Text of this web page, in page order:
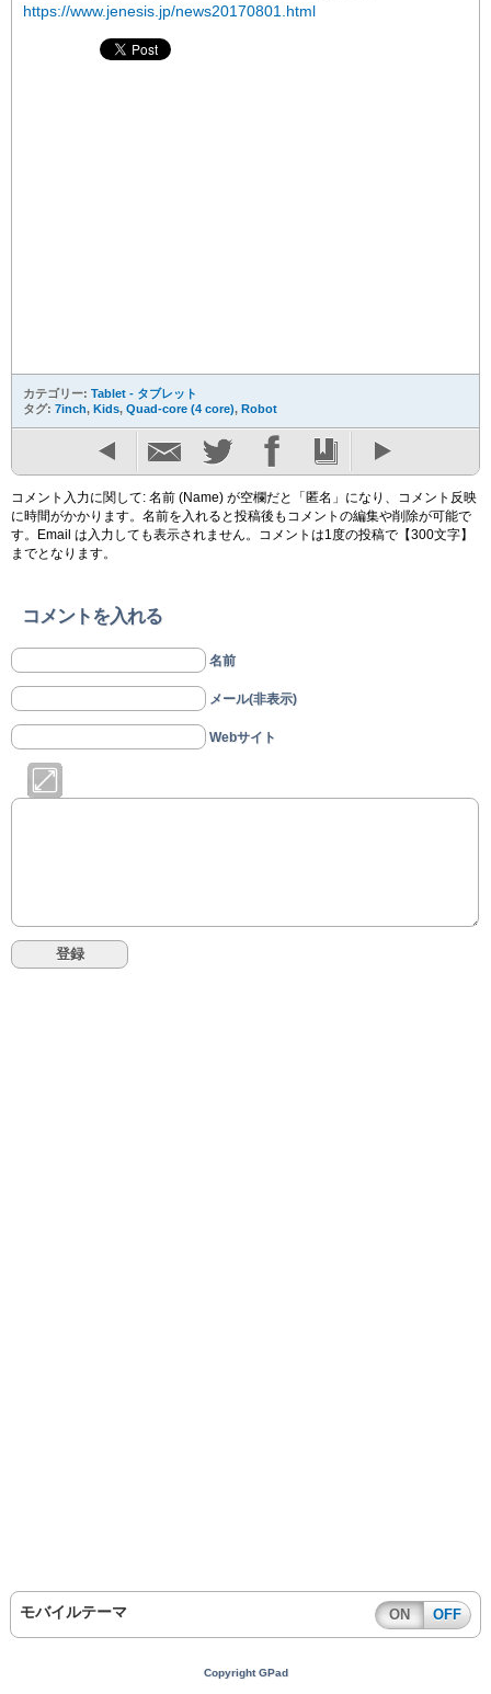
https://www.jenesis.jp/news20170801.html
カテゴリー: Tablet - タブレット
タグ: 7inch, Kids, Quad-core (4 core), Robot
コメント入力に関して: 名前 (Name) が空欄だと「匿名」になり、コメント反映
に時間がかかります。名前を入れると投稿後もコメントの編集や削除が可能で
す。Email は入力しても表示されません。コメントは1度の投稿で【300文字】
までとなります。
コメントを入れる
名前
メール(非表示)
Webサイト
モバイルテーマ ON OFF
Copyright GPad